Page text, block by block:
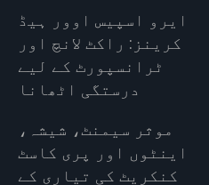
ایرو اسپیس اوور ہیڈ
کرینز: راکٹ لانچ اور
ٹرانسپورٹ کے لیے
درستگی اٹھانا
موثر سیمنٹ، شیشہ،
اینٹوں اور پری کاسٹ
کنکریٹ کی تیاری کے